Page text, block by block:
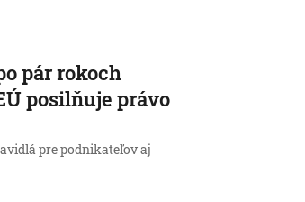
pár rokoch
posilňuje právo
pre podnikateľov aj